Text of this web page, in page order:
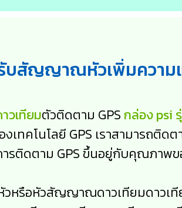
บสัญญาณหัวเพิ่มความ
เทียมตัวติดตาม GPSกล่อง psi
งเทคโนโลยี GPS เราสามารถติ
ารติดตาม GPS ขึ้นอยู่กับคุณภา
รือหัวสัญญาณดาวเทียมดาวเทีย